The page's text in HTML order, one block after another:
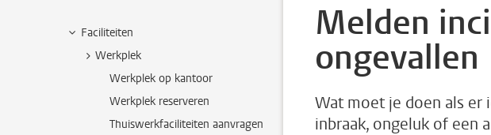
Faciliteiten
Werkplek
Werkplek op kantoor
Werkplek reserveren
Thuiswerkfaciliteiten aanvragen
Melden
ongevallen
Wat moet je doen als er
inbraak, ongeluk of een